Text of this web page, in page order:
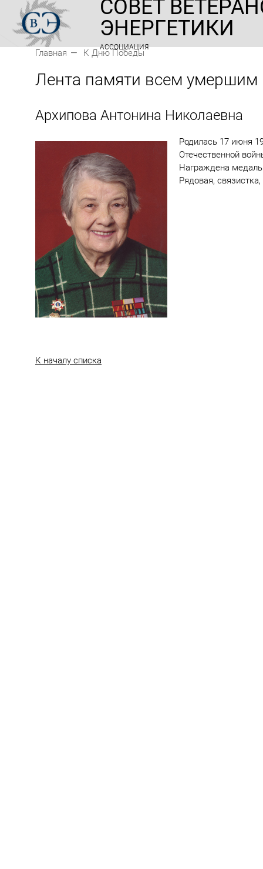
СОВЕТ
ЭНЕРГЕТИКИ
АССОЦИАЦИЯ
Главная К Дню Победы
Лента памяти всем умершим
Архипова Антонина Николаевна
Родилась 17 июня
Отечественной
Награждена
Рядовая,
К началу списка